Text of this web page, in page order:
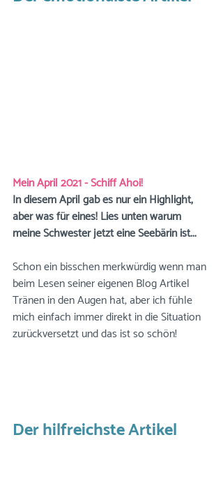
Mein April 2021 - Schiff Ahoi!
In diesem April gab es nur ein Highlight,
aber was für eines! Lies unten warum
meine Schwester jetzt eine Seebärin ist...
Schon ein bisschen merkwürdig wenn man
beim Lesen seiner eigenen Blog Artikel
Tränen in den Augen hat, aber ich fühle
mich einfach immer direkt in die Situation
zurückversetzt und das ist so schön!
Der hilfreichste Artikel